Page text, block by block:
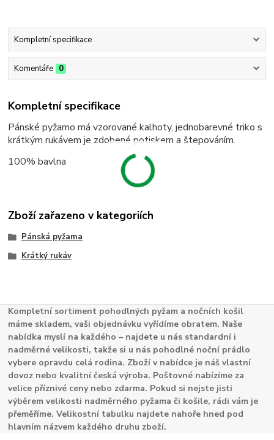
Kompletní specifikace
Komentáře 0
Kompletní specifikace
Pánské pyžamo má vzorované kalhoty, jednobarevné triko s
krátkým rukávem je zdobené potiskem a štepováním.
100% bavlna
Zboží zařazeno v kategoriích
Pánská pyžama
Krátký rukáv
Kompletní sortiment pohodlných pyžam a nočních košil
máme skladem, vaši objednávku vyřídíme obratem. Naše
nabídka myslí na každého – najdete u nás standardní i
nadměrné velikosti, takže si u nás pohodlné noční prádlo
vybere opravdu celá rodina. Zboží v nabídce je náš vlastní
dovoz nebo kvalitní česká výroba. Poštovné nabízíme za
velice příznivé ceny nebo zdarma. Pokud si nejste jisti
výběrem velikosti nadměrného pyžama či košile, rádi vám je
přeměříme. Velikostní tabulku najdete nahoře hned pod
hlavním názvem každého druhu zboží.